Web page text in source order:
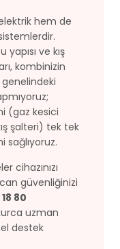
hem de
ve kış
kombinizin
genelindeki
(gaz kesici
şalteri) tek tek
sağlıyoruz.
cihazınızı
güvenliğinizi
80
uzman
destek